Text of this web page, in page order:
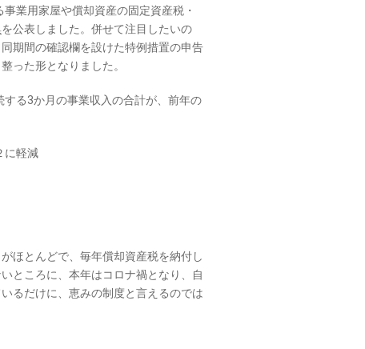
業用家屋や償却資産の固定資産税・
を公表しました。併せて注目したいの
期間の確認欄を設けた特例措置の申告
った形となりました。
する3か月の事業収入の合計が、前年の
に軽減
ほとんどで、毎年償却資産税を納付し
ところに、本年はコロナ禍となり、自
るだけに、恵みの制度と言えるのでは